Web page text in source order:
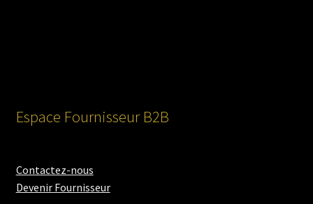
Espace Fournisseur B2B
Contactez-nous
Devenir Fournisseur